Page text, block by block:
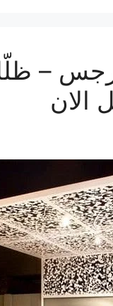
– ظلّك